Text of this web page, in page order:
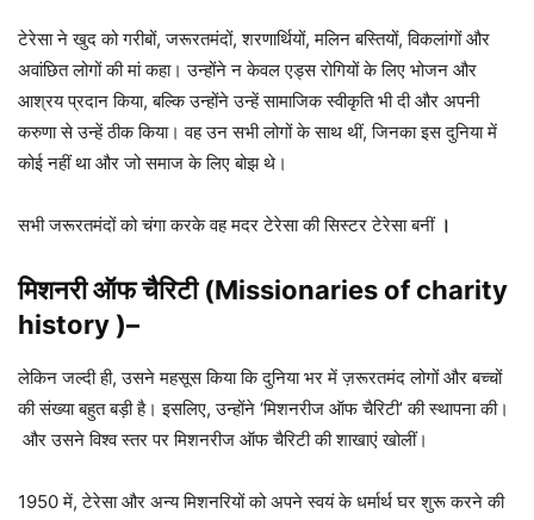
टेरेसा ने खुद को गरीबों, जरूरतमंदों, शरणार्थियों, मलिन बस्तियों, विकलांगों और
अवांछित लोगों की मां कहा। उन्होंने न केवल एड्स रोगियों के लिए भोजन और
आश्रय प्रदान किया, बल्कि उन्होंने उन्हें सामाजिक स्वीकृति भी दी और अपनी
करुणा से उन्हें ठीक किया। वह उन सभी लोगों के साथ थीं, जिनका इस दुनिया में
कोई नहीं था और जो समाज के लिए बोझ थे।
सभी जरूरतमंदों को चंगा करके वह मदर टेरेसा की सिस्टर टेरेसा बनीं ।
मिशनरी ऑफ चैरिटी (Missionaries of charity
history )–
लेकिन जल्दी ही, उसने महसूस किया कि दुनिया भर में ज़रूरतमंद लोगों और बच्चों
की संख्या बहुत बड़ी है। इसलिए, उन्होंने ‘मिशनरीज ऑफ चैरिटी’ की स्थापना की।
और उसने विश्व स्तर पर मिशनरीज ऑफ चैरिटी की शाखाएं खोलीं।
1950 में, टेरेसा और अन्य मिशनरियों को अपने स्वयं के धर्मार्थ घर शुरू करने की